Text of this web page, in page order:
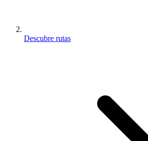
Descubre rutas